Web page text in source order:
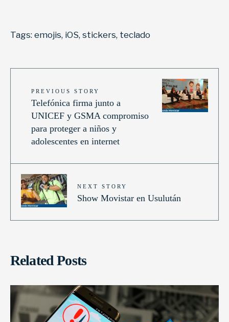
Tags: emojis, iOS, stickers, teclado
PREVIOUS STORY
Telefónica firma junto a
UNICEF y GSMA compromiso
para proteger a niños y
adolescentes en internet
NEXT STORY
Show Movistar en Usulután
Related Posts